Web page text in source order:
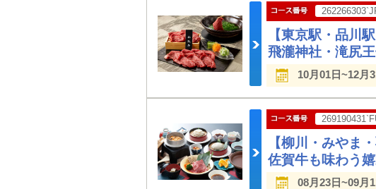
【東京駅・品川
飛瀧神社・滝尻
10月01日~12月
【柳川・みやま
佐賀牛も味わう
08月23日~09月